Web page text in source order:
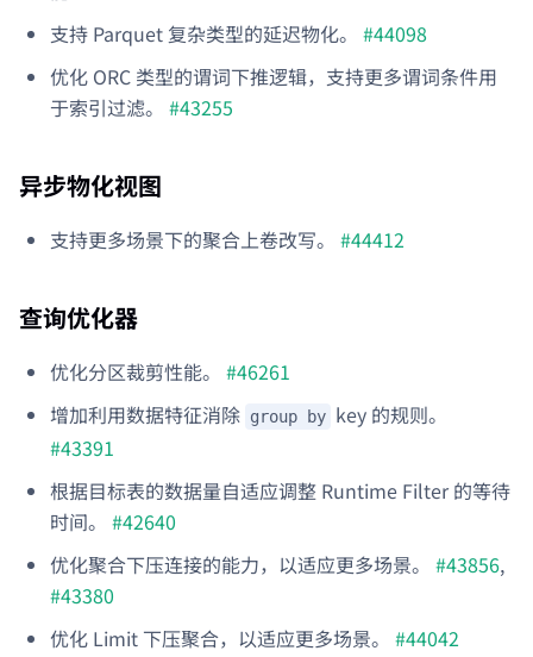
支持 Parquet 复杂类型的延迟物化。 #44098
优化 ORC 类型的谓词下推逻辑，支持更多谓词条件用
于索引过滤。 #43255
异步物化视图
支持更多场景下的聚合上卷改写。 #44412
查询优化器
优化分区裁剪性能。 #46261
增加利用数据特征消除 group by key 的规则。
#43391
根据目标表的数据量自适应调整 Runtime Filter 的等待
时间。 #42640
优化聚合下压连接的能力，以适应更多场景。 #43856,
#43380
优化 Limit 下压聚合，以适应更多场景。 #44042